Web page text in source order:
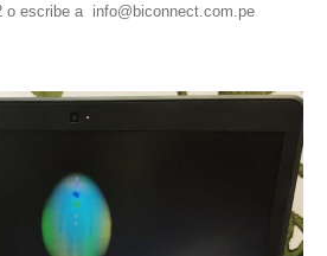
o escribe a info@biconnect.com.pe